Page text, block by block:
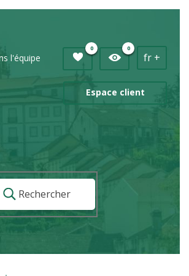
l'équipe
0 0
Espace client
fr +
Rechercher